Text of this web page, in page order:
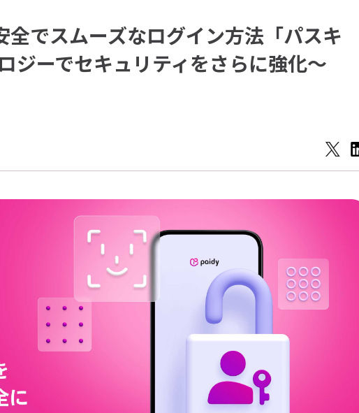
全でスムーズなログイン方法「パスキ
ジーでセキュリティをさらに強化〜